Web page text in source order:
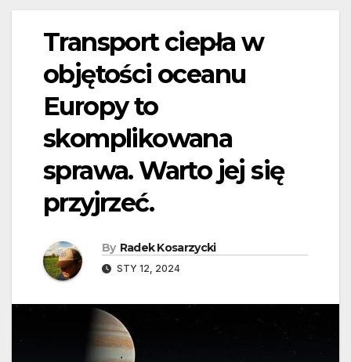
Transport ciepła w
objętości oceanu
Europy to
skomplikowana
sprawa. Warto jej się
przyjrzeć.
By Radek Kosarzycki
STY 12, 2024